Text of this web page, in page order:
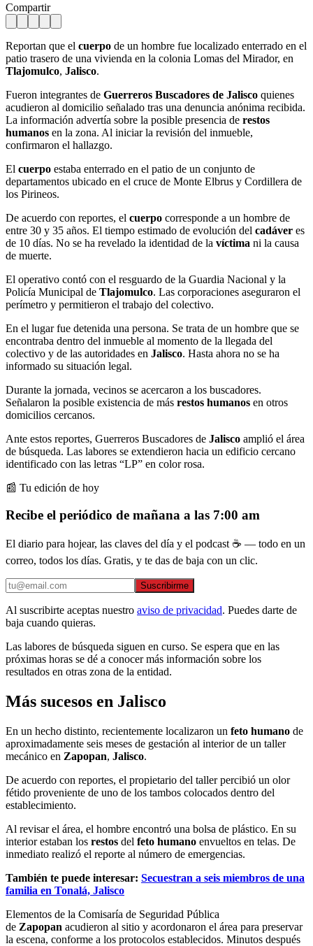
Compartir
Reportan que el cuerpo de un hombre fue localizado enterrado en el
patio trasero de una vivienda en la colonia Lomas del Mirador, en
Tlajomulco, Jalisco.
Fueron integrantes de Guerreros Buscadores de Jalisco quienes
acudieron al domicilio señalado tras una denuncia anónima recibida.
La información advertía sobre la posible presencia de restos
humanos en la zona. Al iniciar la revisión del inmueble,
confirmaron el hallazgo.
El cuerpo estaba enterrado en el patio de un conjunto de
departamentos ubicado en el cruce de Monte Elbrus y Cordillera de
los Pirineos.
De acuerdo con reportes, el cuerpo corresponde a un hombre de
entre 30 y 35 años. El tiempo estimado de evolución del cadáver es
de 10 días. No se ha revelado la identidad de la víctima ni la causa
de muerte.
El operativo contó con el resguardo de la Guardia Nacional y la
Policía Municipal de Tlajomulco. Las corporaciones aseguraron el
perímetro y permitieron el trabajo del colectivo.
En el lugar fue detenida una persona. Se trata de un hombre que se
encontraba dentro del inmueble al momento de la llegada del
colectivo y de las autoridades en Jalisco. Hasta ahora no se ha
informado su situación legal.
Durante la jornada, vecinos se acercaron a los buscadores.
Señalaron la posible existencia de más restos humanos en otros
domicilios cercanos.
Ante estos reportes, Guerreros Buscadores de Jalisco amplió el área
de búsqueda. Las labores se extendieron hacia un edificio cercano
identificado con las letras “LP” en color rosa.
📰 Tu edición de hoy
Recibe el periódico de mañana a las 7:00 am
El diario para hojear, las claves del día y el podcast ☕ — todo en un
correo, todos los días. Gratis, y te das de baja con un clic.
Suscribirme
Al suscribirte aceptas nuestro aviso de privacidad. Puedes darte de
baja cuando quieras.
Las labores de búsqueda siguen en curso. Se espera que en las
próximas horas se dé a conocer más información sobre los
resultados en otras zona de la entidad.
Más sucesos en Jalisco
En un hecho distinto, recientemente localizaron un feto humano de
aproximadamente seis meses de gestación al interior de un taller
mecánico en Zapopan, Jalisco.
De acuerdo con reportes, el propietario del taller percibió un olor
fétido proveniente de uno de los tambos colocados dentro del
establecimiento.
Al revisar el área, el hombre encontró una bolsa de plástico. En su
interior estaban los restos del feto humano envueltos en telas. De
inmediato realizó el reporte al número de emergencias.
También te puede interesar: Secuestran a seis miembros de una
familia en Tonalá, Jalisco
Elementos de la Comisaría de Seguridad Pública
de Zapopan acudieron al sitio y acordonaron el área para preservar
la escena, conforme a los protocolos establecidos. Minutos después